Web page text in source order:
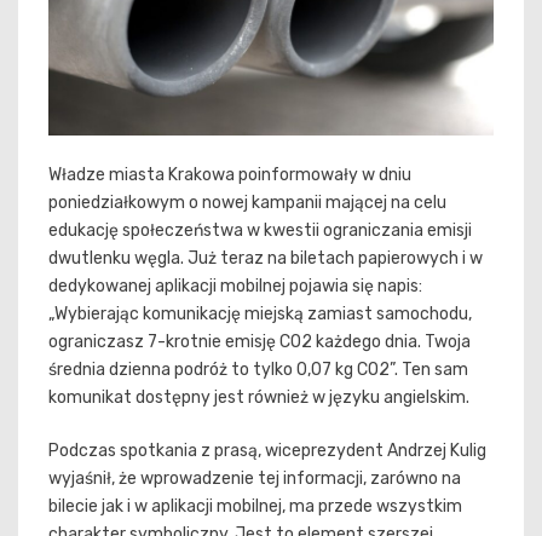
Władze miasta Krakowa poinformowały w dniu
poniedziałkowym o nowej kampanii mającej na celu
edukację społeczeństwa w kwestii ograniczania emisji
dwutlenku węgla. Już teraz na biletach papierowych i w
dedykowanej aplikacji mobilnej pojawia się napis:
„Wybierając komunikację miejską zamiast samochodu,
ograniczasz 7-krotnie emisję CO2 każdego dnia. Twoja
średnia dzienna podróż to tylko 0,07 kg CO2”. Ten sam
komunikat dostępny jest również w języku angielskim.
Podczas spotkania z prasą, wiceprezydent Andrzej Kulig
wyjaśnił, że wprowadzenie tej informacji, zarówno na
bilecie jak i w aplikacji mobilnej, ma przede wszystkim